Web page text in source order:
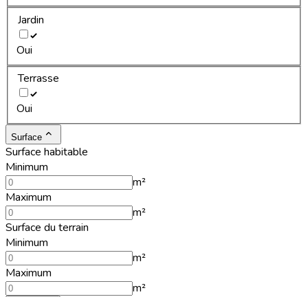
Jardin
Oui
Terrasse
Oui
Surface
Surface habitable
Minimum
m²
Maximum
m²
Surface du terrain
Minimum
m²
Maximum
m²